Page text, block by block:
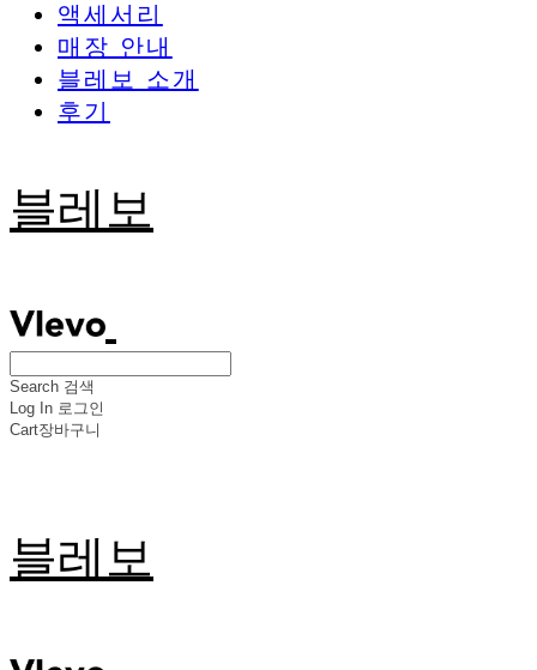
액세서리
매장 안내
블레보 소개
후기
블레보
Search 검색
Log In 로그인
Cart장바구니
블레보